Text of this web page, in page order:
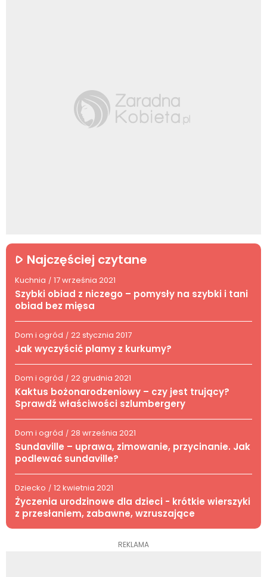
Najczęściej czytane
Kuchnia / 17 września 2021
Szybki obiad z niczego – pomysły na szybki i tani
obiad bez mięsa
Dom i ogród / 22 stycznia 2017
Jak wyczyścić plamy z kurkumy?
Dom i ogród / 22 grudnia 2021
Kaktus bożonarodzeniowy – czy jest trujący?
Sprawdź właściwości szlumbergery
Dom i ogród / 28 września 2021
Sundaville – uprawa, zimowanie, przycinanie. Jak
podlewać sundaville?
Dziecko / 12 kwietnia 2021
Życzenia urodzinowe dla dzieci - krótkie wierszyki
z przesłaniem, zabawne, wzruszające
REKLAMA